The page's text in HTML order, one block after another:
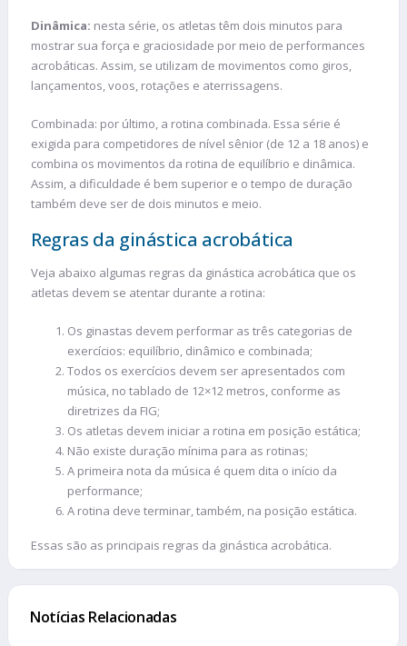
Dinâmica: nesta série, os atletas têm dois minutos para
mostrar sua força e graciosidade por meio de performances
acrobáticas. Assim, se utilizam de movimentos como giros,
lançamentos, voos, rotações e aterrissagens.
Combinada: por último, a rotina combinada. Essa série é
exigida para competidores de nível sênior (de 12 a 18 anos) e
combina os movimentos da rotina de equilíbrio e dinâmica.
Assim, a dificuldade é bem superior e o tempo de duração
também deve ser de dois minutos e meio.
Regras da ginástica acrobática
Veja abaixo algumas regras da ginástica acrobática que os
atletas devem se atentar durante a rotina:
Os ginastas devem performar as três categorias de
exercícios: equilíbrio, dinâmico e combinada;
Todos os exercícios devem ser apresentados com
música, no tablado de 12×12 metros, conforme as
diretrizes da FIG;
Os atletas devem iniciar a rotina em posição estática;
Não existe duração mínima para as rotinas;
A primeira nota da música é quem dita o início da
performance;
A rotina deve terminar, também, na posição estática.
Essas são as principais regras da ginástica acrobática.
Notícias Relacionadas